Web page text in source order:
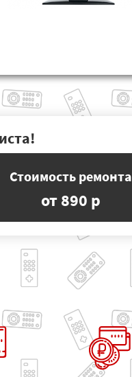
Стоимость ремонта
от 890 р